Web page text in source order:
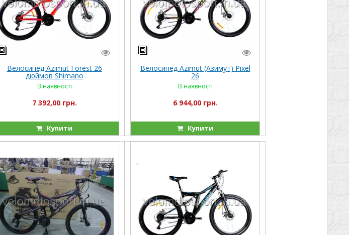
Велосипед Azimut Forest 26
дюймов Shimano
В наявності
7 392,00 грн.
Купити
Велосипед Azimut (Азимут) Pixel
26
В наявності
6 944,00 грн.
Купити